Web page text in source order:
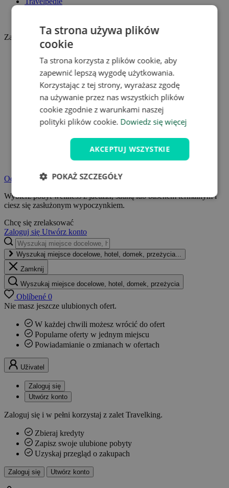
Zainspiruj się
Lato pełne podróży
Odpocznij na pobycie wellness
Wybierz pobyt wellness z jacuzzi, sauną lub basenem termalnym i
ciesz się zasłużonym wypoczynkiem.
Chcę się zrelaksować
Zaloguj się Utwórz konto
Wyszukaj miejsce docelowe, hotel, domek, przeżycia...
Zamknij
Wyszukaj miejsce docelowe, hotel, domek, przeżycia
Oblíbené 0
Nie masz jeszcze ulubionych ofert.
W każdej chwili możesz wrócić do ofert
Popularne oferty w jednym miejscu
Powiadamianie o zmianach w ofertach
Uživatel
Zaloguj się
Utwórz konto
Zaloguj się i w pełni korzystaj z zalet Travelking.
Zbieraj kredyty
Zapisz swoje ulubione pobyty
Uzyskaj przegląd o zakupach
Zaloguj się Utwórz konto
Ta strona używa plików
cookie
Ta strona korzysta z plików cookie, aby
zapewnić lepszą wygodę użytkowania.
Korzystając z tej strony, wyrażasz zgodę
na używanie przez nas wszystkich plików
cookie zgodnie z warunkami naszej
polityki plików cookie. Dowiedz się więcej
AKCEPTUJ WSZYSTKIE
POKAŻ SZCZEGÓŁY